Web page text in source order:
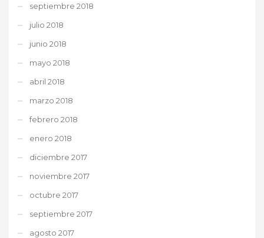
septiembre 2018
julio 2018
junio 2018
mayo 2018
abril 2018
marzo 2018
febrero 2018
enero 2018
diciembre 2017
noviembre 2017
octubre 2017
septiembre 2017
agosto 2017